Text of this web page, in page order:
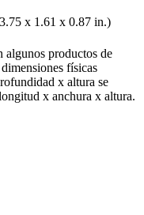
x 1.61 x 0.87 in.)
algunos productos de
físicas
x altura se
x anchura x altura.